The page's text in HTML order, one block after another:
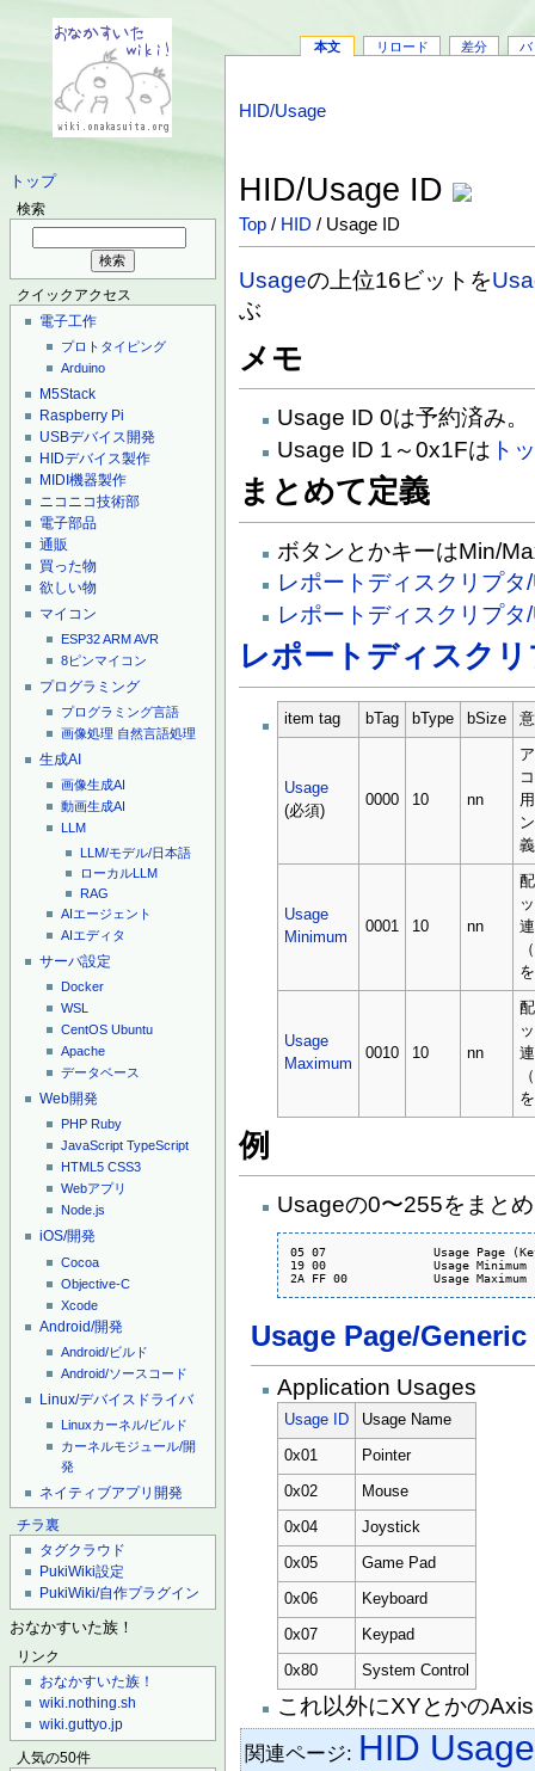
トップ
検索
クイックアクセス
電子工作
プロトタイピング
Arduino
M5Stack
Raspberry Pi
USBデバイス開発
HIDデバイス製作
MIDI機器製作
ニコニコ技術部
電子部品
通販
買った物
欲しい物
マイコン
ESP32ARMAVR
8ピンマイコン
プログラミング
プログラミング言語
画像処理 自然言語処理
生成AI
画像生成AI
動画生成AI
LLM
LLM/モデル/日本語
ローカルLLM
RAG
AIエージェント
AIエディタ
サーバ設定
Docker
WSL
CentOS Ubuntu
Apache
データベース
Web開発
PHP Ruby
JavaScript TypeScript
HTML5 CSS3
Webアプリ
Node.js
iOS/開発
Cocoa
Objective-C
Xcode
Android/開発
Android/ビルド
Android/ソースコード
Linux/デバイスドライバ
Linuxカーネル/ビルド
カーネルモジュール/開
発
ネイティブアプリ開発
チラ裏
タグクラウド
PukiWiki設定
PukiWiki/自作プラグイン
おなかすいた族！
リンク
おなかすいた族！
wiki.nothing.sh
wiki.guttyo.jp
人気の50件
本文 リロード 差分 バ
HID/Usage
HID/Usage ID
Top / HID / Usage ID
Usageの上位16ビットを
ぶ
メモ
Usage ID 0は予約済み。
Usage ID 1～0x1Fは ト
まとめて定義
ボタンとかキーはMin/
レポートディスクリプ
レポートディスクリプ
レポートディスク
item tag bTag bType bSize
Usage
(必須)
0000 10 nn
義
Usage
Minimum
0001 10 nn
Usage
Maximum
0010 10 nn
例
Usageの0〜255をまと
05 07               Usage Page
19 00               Usage Minimum
2A FF 00            Usage Maximum
Usage Page/
Application Usages
Usage ID Usage Name
0x01 Pointer
0x02 Mouse
0x04 Joystick
0x05 Game Pad
0x06 Keyboard
0x07 Keypad
0x80 System Control
これ以外にXYとかの
関連ページ: HID